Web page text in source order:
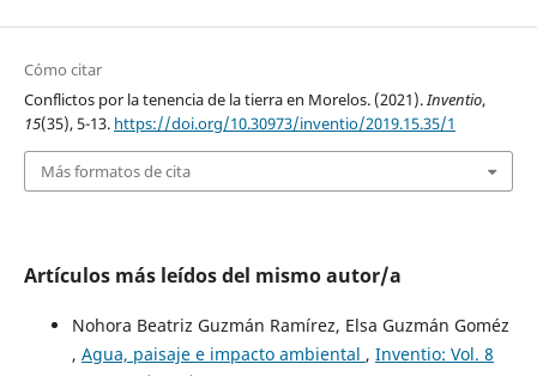
Cómo citar
Conflictos por la tenencia de la tierra en Morelos. (2021).Inventio,
15(35), 5-13. https://doi.org/10.30973/inventio/2019.15.35/1
Más formatos de cita
Artículos más leídos del mismo autor/a
Nohora Beatriz Guzmán Ramírez, Elsa Guzmán Goméz
, Agua, paisaje e impacto ambiental , Inventio: Vol. 8